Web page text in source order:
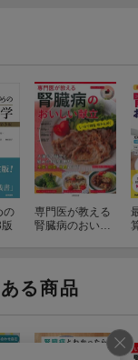
の
専門医が教える
腎臓病のおいし
る商品